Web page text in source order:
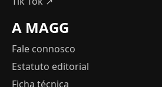
A MAGG
Fale connosco
Estatuto editorial
Ficha técnica